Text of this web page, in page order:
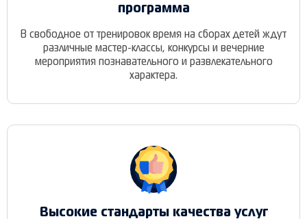
программа
В свободное от тренировок время на сборах детей ждут
различные мастер-классы, конкурсы и вечерние
мероприятия познавательного и развлекательного
характера.
Высокие стандарты качества услуг